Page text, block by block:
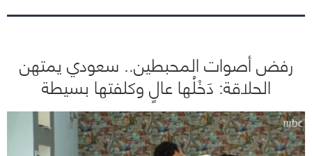
رفض أصوات المحبطين.. سعودي يمتهن
الحلاقة: دَخْلُها عالٍ وكلفتها بسيطة